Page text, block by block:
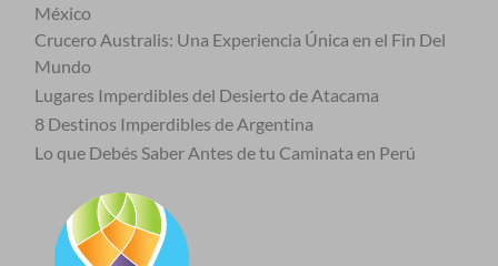
México
Crucero Australis: Una Experiencia Única en el Fin Del
Mundo
Lugares Imperdibles del Desierto de Atacama
8 Destinos Imperdibles de Argentina
Lo que Debés Saber Antes de tu Caminata en Perú